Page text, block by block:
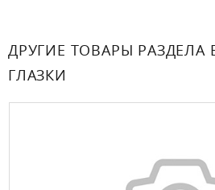
ДРУГИЕ ТОВАРЫ
ГЛАЗКИ